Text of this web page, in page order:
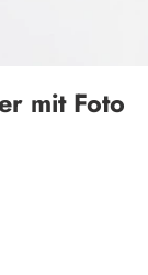
mit Foto